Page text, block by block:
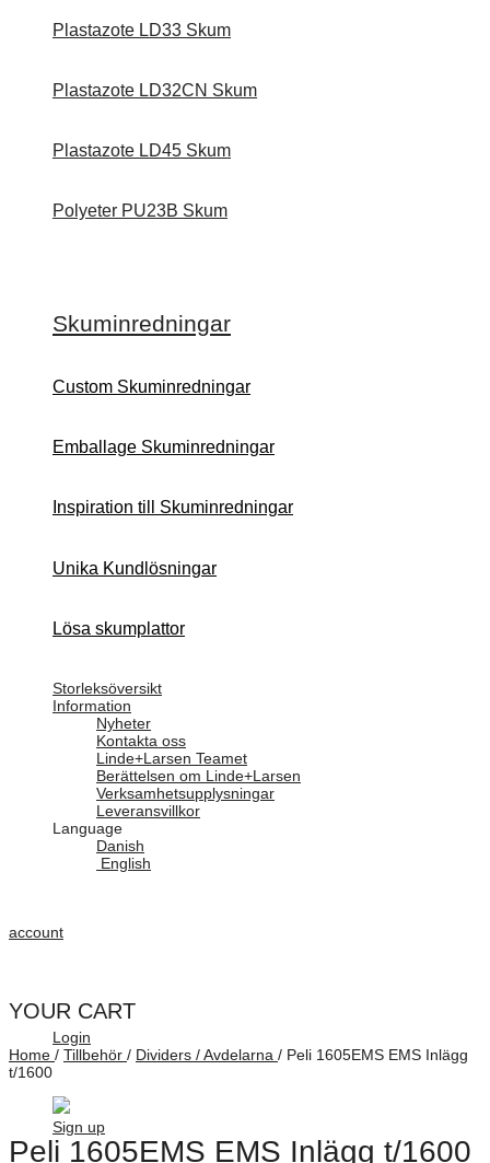
Plastazote LD33 Skum
Plastazote LD32CN Skum
Plastazote LD45 Skum
Polyeter PU23B Skum
Skuminredningar
Custom Skuminredningar
Emballage Skuminredningar
Inspiration till Skuminredningar
Unika Kundlösningar
Lösa skumplattor
Storleksöversikt
Information
Nyheter
Kontakta oss
Linde+Larsen Teamet
Berättelsen om Linde+Larsen
Verksamhetsupplysningar
Leveransvillkor
Language
Danish
English
account
Login
Sign up
YOUR CART
Home / Tillbehör / Dividers / Avdelarna / Peli 1605EMS EMS Inlägg
t/1600
Peli 1605EMS EMS Inlägg t/1600